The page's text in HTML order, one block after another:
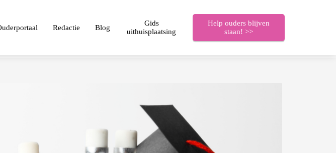
Redactie Blog
Gids
uithuisplaatsing
Help ouders blijven
staan! >>